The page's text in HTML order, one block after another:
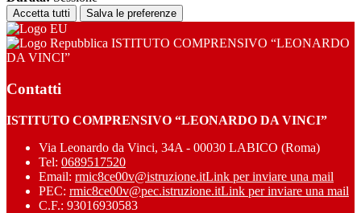
Accetta tutti Salva le preferenze
ISTITUTO COMPRENSIVO “LEONARDO
DA VINCI”
Contatti
ISTITUTO COMPRENSIVO “LEONARDO DA VINCI”
Via Leonardo da Vinci, 34A - 00030 LABICO (Roma)
Tel: 0689517520
Email: rmic8ce00v@istruzione.itLink per inviare una mail
PEC: rmic8ce00v@pec.istruzione.itLink per inviare una mail
C.F.: 93016930583